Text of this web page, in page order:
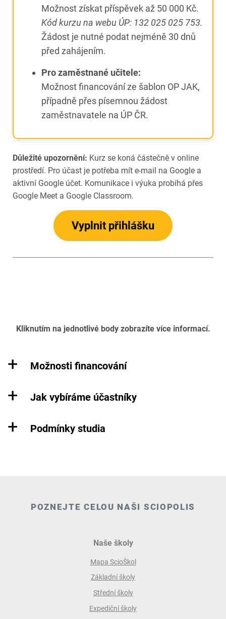
Možnost získat příspěvek až 50 000 Kč.
Kód kurzu na webu ÚP: 132 025 025 753.
Žádost je nutné podat nejméně 30 dnů
před zahájením.
Pro zaměstnané učitele:
Možnost financování ze šablon OP JAK,
případně přes písemnou žádost
zaměstnavatele na ÚP ČR.
Důležité upozornění: Kurz se koná částečně v online
prostředí. Pro účast je potřeba mít e-mail na Google a
aktivní Google účet. Komunikace i výuka probíhá přes
Google Meet a Google Classroom.
Vyplnit přihlášku
Kliknutím na jednotlivé body zobrazíte více informací.
Možnosti financování
Jak vybíráme účastníky
Podmínky studia
POZNEJTE CELOU NAŠI SCIOPOLIS
Naše školy
Mapa ScioŠkol
Základní školy
Střední školy
Expediční školy